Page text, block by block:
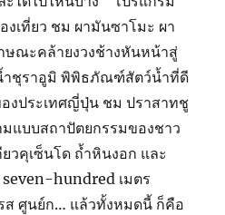
เที่ยว ชม ผามันซาโมะ ผา
ษณะคล้ายงวงช้างหันหน้าสู่
ชุราอูมิ พิพิธภัณฑ์สัตว์น้ำที่ดี
งประเทศญี่ปุ่น ชม ปราสาทชู
แบบสถาปัตยกรรมของชาว
วคุเซ็นโด ถ้ำหินงอก และ
hundred เมตร
ส ศูนย์ก… แล้วทั้งหมดนี้ ก็คือ